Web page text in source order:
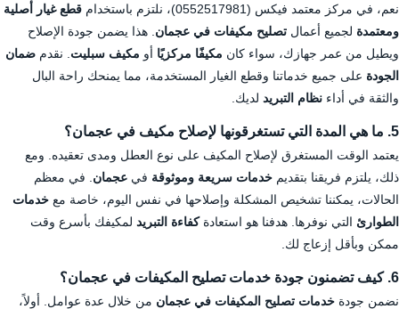
نعم، في مركز معتمد فيكس (0552517981)، نلتزم باستخدام
قطع غيار أصلية
ومعتمدة لجميع أعمال تصليح مكيفات في عجمان . هذا يضمن جودة الإصلاح
ويطيل من عمر جهازك، سواء كان مكيفًا مركزيًا أو مكيف سبليت . نقدم ضمان
الجودة على جميع خدماتنا وقطع الغيار المستخدمة، مما يمنحك راحة البال
والثقة في أداء نظام التبريد لديك.
5. ما هي المدة التي تستغرقونها لإصلاح مكيف في عجمان؟
يعتمد الوقت المستغرق لإصلاح المكيف على نوع العطل ومدى تعقيده. ومع
ذلك، يلتزم فريقنا بتقديم خدمات سريعة وموثوقة في عجمان . في معظم
الحالات، يمكننا تشخيص المشكلة وإصلاحها في نفس اليوم، خاصة مع خدمات
الطوارئ التي نوفرها. هدفنا هو استعادةكفاءة التبريد لمكيفك بأسرع وقت
ممكن وبأقل إزعاج لك.
6. كيف تضمنون جودة خدمات تصليح المكيفات في عجمان؟
نضمن جودة خدمات تصليح المكيفات في عجمان من خلال عدة عوامل. أولاً،